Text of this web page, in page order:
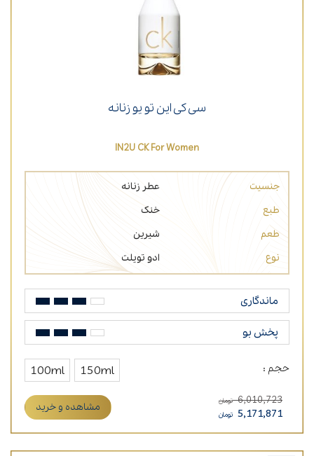
سی کی این تو یو زنانه
IN2U CK For Women
جنسیت
عطر زنانه
طبع
خنک
طعم
شیرین
نوع
ادو تویلت
ماندگاری
پخش بو
حجم : 150ml
100ml
6,010,723 تومان
5,171,871 تومان
مشاهده و خرید